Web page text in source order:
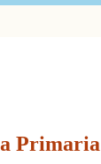
Primaria